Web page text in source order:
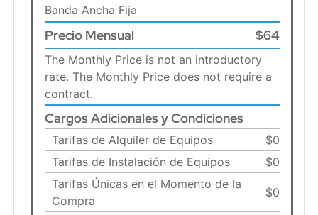
Banda Ancha Fija
Precio Mensual $64
The Monthly Price is not an introductory
rate. The Monthly Price does not require a
contract.
Cargos Adicionales y Condiciones
Tarifas de Alquiler de Equipos
$0
Tarifas de Instalación de Equipos
$0
Tarifas Únicas en el Momento de la
Compra
$0